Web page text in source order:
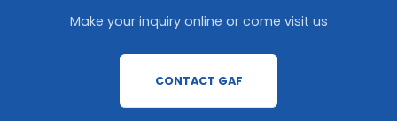
Make your inquiry online or come visit us
CONTACT GAF